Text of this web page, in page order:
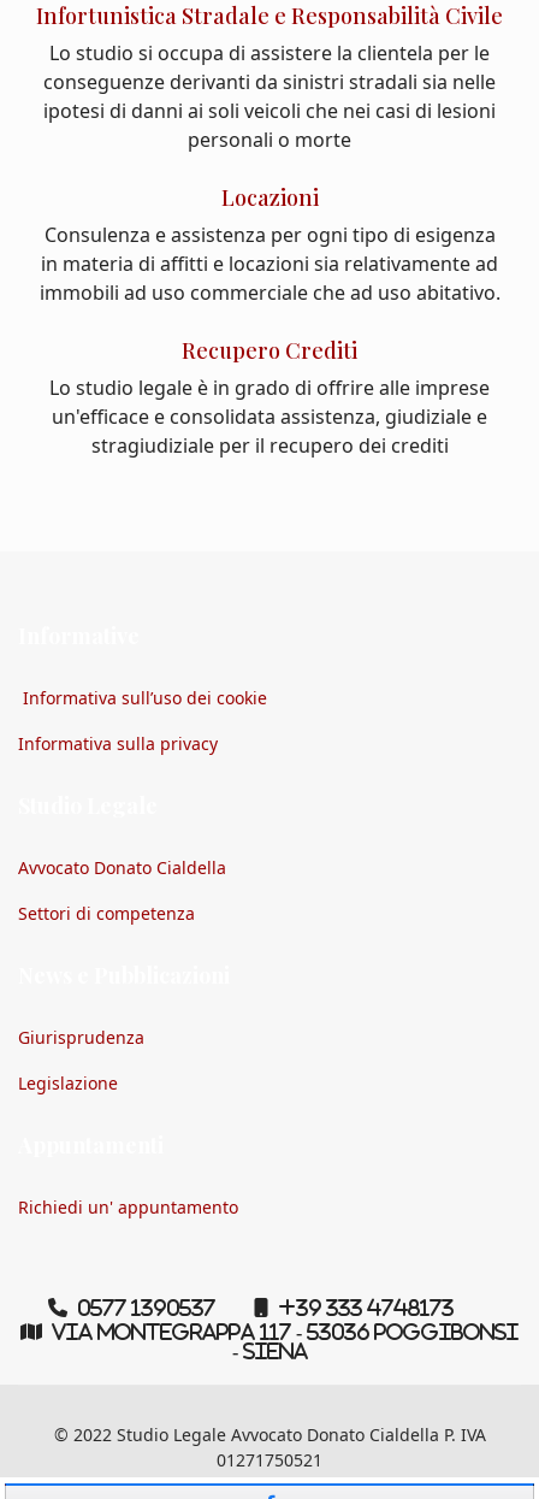
Infortunistica Stradale e Responsabilità Civile
Lo studio si occupa di assistere la clientela per le
conseguenze derivanti da sinistri stradali sia nelle
ipotesi di danni ai soli veicoli che nei casi di lesioni
personali o morte
Locazioni
Consulenza e assistenza per ogni tipo di esigenza
in materia di affitti e locazioni sia relativamente ad
immobili ad uso commerciale che ad uso abitativo.
Recupero Crediti
Lo studio legale è in grado di offrire alle imprese
un'efficace e consolidata assistenza, giudiziale e
stragiudiziale per il recupero dei crediti
Informativa sull’uso dei cookie
Informativa sulla privacy
Avvocato Donato Cialdella
Settori di competenza
Giurisprudenza
Legislazione
Richiedi un' appuntamento
0577 1390537
+39 333 4748173
Via Montegrappa 117 - 53036 Poggibonsi
- Siena
© 2022 Studio Legale Avvocato Donato Cialdella P. IVA
01271750521